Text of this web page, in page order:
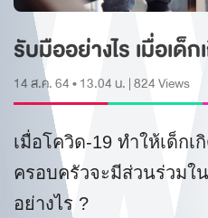
รับมืออย่างไร เมื่อเด็
14 ส.ค. 64 • 13.04 น. |824Views
เมื่อโควิด-19 ทำให้เด็กเ
ครอบครัวจะมีส่วนร่วมใ
อย่างไร ?